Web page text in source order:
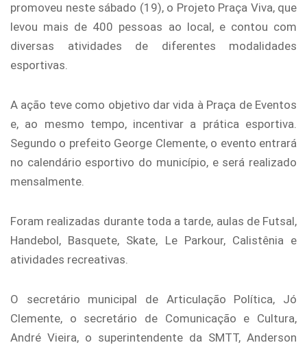
promoveu neste sábado (19), o Projeto Praça Viva, que
levou mais de 400 pessoas ao local, e contou com
diversas atividades de diferentes modalidades
esportivas.
A ação teve como objetivo dar vida à Praça de Eventos
e, ao mesmo tempo, incentivar a prática esportiva.
Segundo o prefeito George Clemente, o evento entrará
no calendário esportivo do município, e será realizado
mensalmente.
Foram realizadas durante toda a tarde, aulas de Futsal,
Handebol, Basquete, Skate, Le Parkour, Calistênia e
atividades recreativas.
O secretário municipal de Articulação Política, Jó
Clemente, o secretário de Comunicação e Cultura,
André Vieira, o superintendente da SMTT, Anderson